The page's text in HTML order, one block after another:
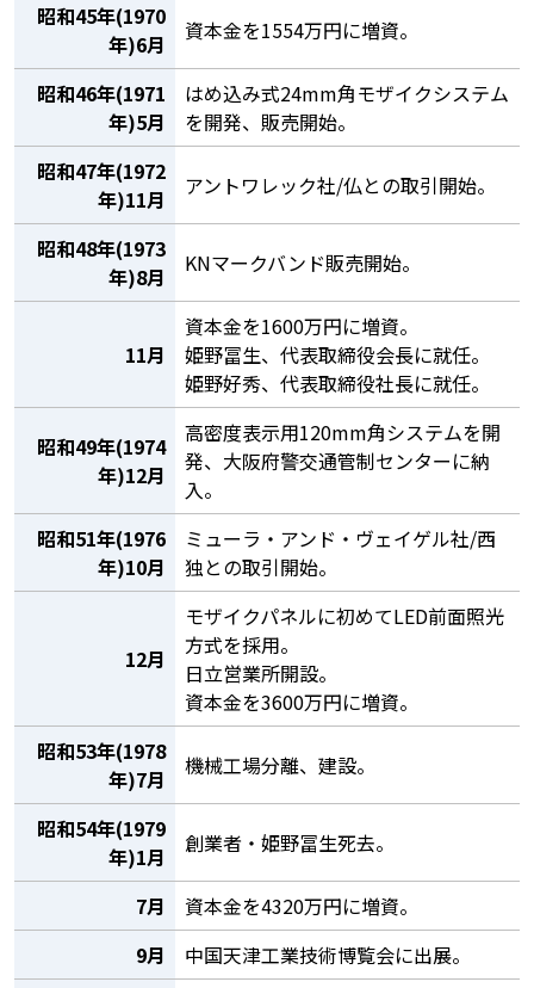
昭和45年(1970
年)6月
資本金を1554万円に増資。
昭和46年(1971
年)5月
はめ込み式24mm角モザイクシステム
を開発、販売開始。
昭和47年(1972
年)11月
アントワレック社/仏との取引開始。
昭和48年(1973
年)8月
KNマークバンド販売開始。
11月
資本金を1600万円に増資。
姫野冨生、代表取締役会長に就任。
姫野好秀、代表取締役社長に就任。
昭和49年(1974
年)12月
高密度表示用120mm角システムを開
発、大阪府警交通管制センターに納
入。
昭和51年(1976
年)10月
ミューラ・アンド・ヴェイゲル社/西
独との取引開始。
12月
モザイクパネルに初めてLED前面照光
方式を採用。
日立営業所開設。
資本金を3600万円に増資。
昭和53年(1978
年)7月
機械工場分離、建設。
昭和54年(1979
年)1月
創業者・姫野冨生死去。
7月
資本金を4320万円に増資。
9月
中国天津工業技術博覧会に出展。